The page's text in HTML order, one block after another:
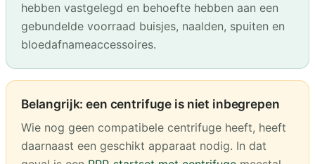
hebben vastgelegd en behoefte hebben aan een
gebundelde voorraad buisjes, naalden, spuiten en
bloedafnameaccessoires.
Belangrijk: een centrifuge is niet inbegrepen
Wie nog geen compatibele centrifuge heeft, heeft
daarnaast een geschikt apparaat nodig. In dat